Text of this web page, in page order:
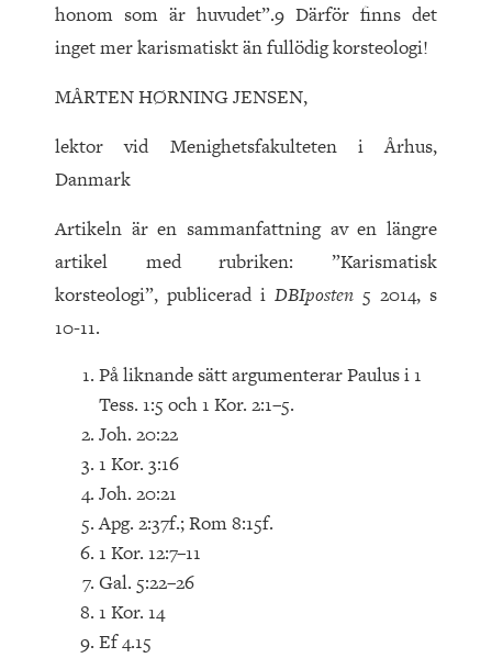
honom som är huvudet”.9 Därför finns det
inget mer karismatiskt än fullödig korsteologi!
MÅRTEN HØRNING JENSEN,
lektor vid Menighetsfakulteten i Århus,
Danmark
Artikeln är en sammanfattning av en längre
artikel med rubriken: ”Karismatisk
korsteologi”, publicerad i DBIposten 5 2014, s
10-11.
På liknande sätt argumenterar Paulus i 1
Tess. 1:5 och 1 Kor. 2:1–5.
Joh. 20:22
1 Kor. 3:16
Joh. 20:21
Apg. 2:37f.; Rom 8:15f.
1 Kor. 12:7–11
Gal. 5:22–26
1 Kor. 14
Ef 4.15